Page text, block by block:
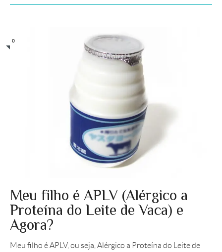
0
Meu filho é APLV (Alérgico a
Proteína do Leite de Vaca) e
Agora?
Meu filho é APLV, ou seja, Alérgico a Proteína do Leite de